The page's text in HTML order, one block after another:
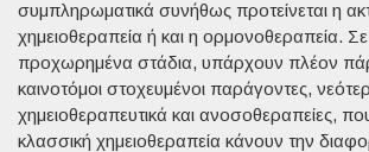
συμπληρωματικά συνήθως προτείνεται η
χημειοθεραπεία ή και η ορμονοθεραπεία.
προχωρημένα στάδια, υπάρχουν πλέον
καινοτόμοι στοχευμένοι παράγοντες,
χημειοθεραπευτικά και ανοσοθεραπείες,
κλασσική χημειοθεραπεία κάνουν την